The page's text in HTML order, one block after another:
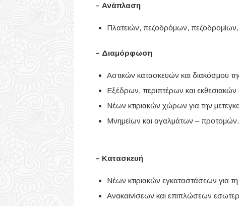
– Ανάπλαση
Πλατειών, πεζοδρόμων,
– Διαμόρφωση
Αστικών κατασκευών και διακόσμου
Εξέδρων, περιπτέρων και
Νέων κτιριακών χώρων για την
Μνημείων και αγαλμάτων – προτομών.
– Κατασκευή
Νέων κτιριακών εγκαταστάσεων για
Ανακαινίσεων και επιπλώσεων